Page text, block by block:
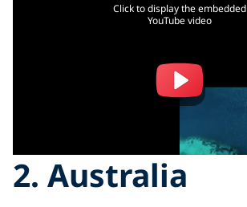
Click to display the embedded
YouTube video
2. Australia